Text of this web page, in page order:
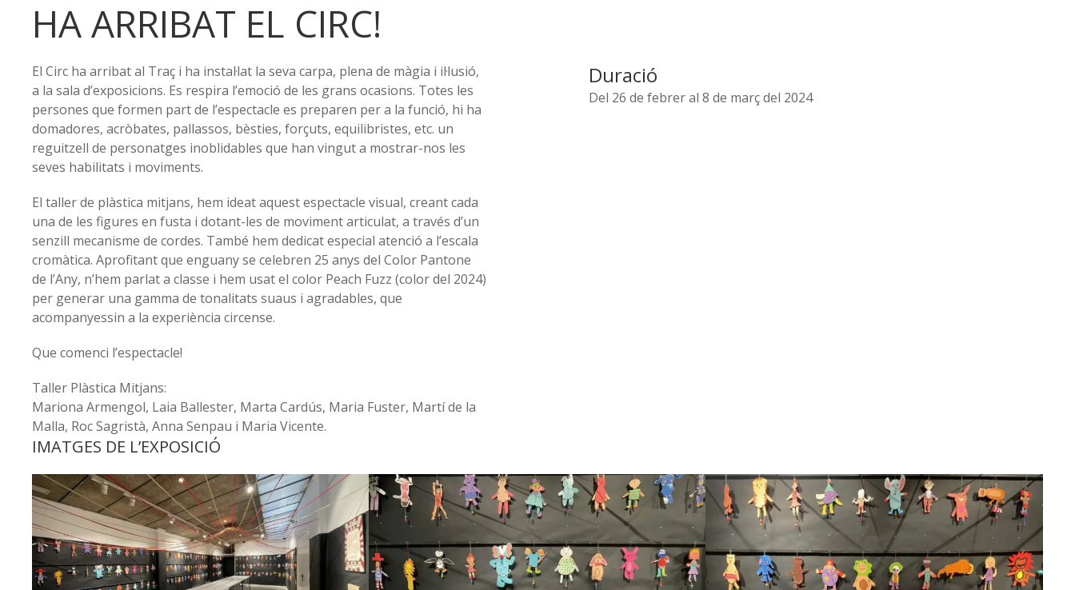
HA ARRIBAT EL CIRC!
El Circ ha arribat al Traç i ha instal·lat la seva carpa, plena de màgia i il·lusió,
a la sala d’exposicions. Es respira l’emoció de les grans ocasions. Totes les
persones que formen part de l’espectacle es preparen per a la funció, hi ha
domadores, acròbates, pallassos, bèsties, forçuts, equilibristes, etc. un
reguitzell de personatges inoblidables que han vingut a mostrar-nos les
seves habilitats i moviments.
El taller de plàstica mitjans, hem ideat aquest espectacle visual, creant cada
una de les figures en fusta i dotant-les de moviment articulat, a través d’un
senzill mecanisme de cordes. També hem dedicat especial atenció a l’escala
cromàtica. Aprofitant que enguany se celebren 25 anys del Color Pantone
de l’Any, n’hem parlat a classe i hem usat el color Peach Fuzz (color del 2024)
per generar una gamma de tonalitats suaus i agradables, que
acompanyessin a la experiència circense.
Que comenci l’espectacle!
Taller Plàstica Mitjans:
Mariona Armengol, Laia Ballester, Marta Cardús, Maria Fuster, Martí de la
Malla, Roc Sagristà, Anna Senpau i Maria Vicente.
Duració
Del 26 de febrer al 8 de març del 2024
IMATGES DE L’EXPOSICIÓ